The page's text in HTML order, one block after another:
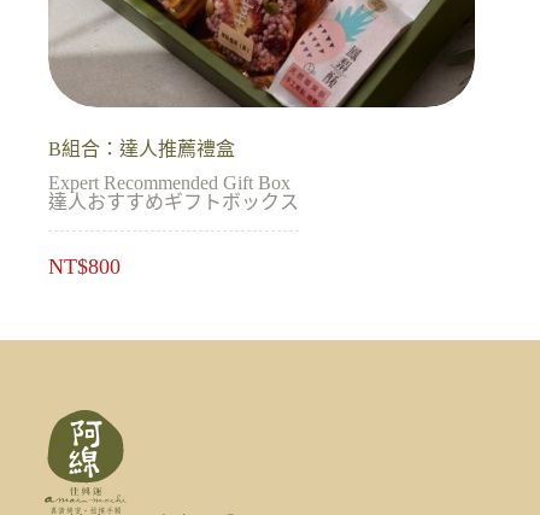
B組合：達人推薦禮盒
Expert Recommended Gift Box
達人おすすめギフトボックス
NT$800